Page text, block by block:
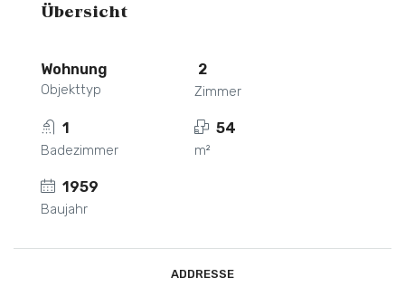
Übersicht
Wohnung
Objekttyp
2
Zimmer
1
Badezimmer
54
m²
1959
Baujahr
ADDRESSE